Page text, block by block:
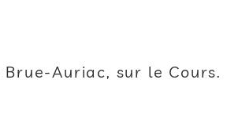
Auriac, sur le Cours.